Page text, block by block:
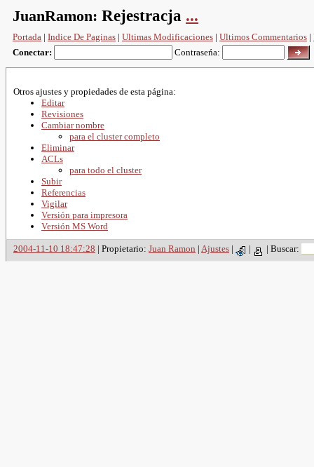
JuanRamon: Rejestracja ...
Portada | Indice De Paginas | Ultimas Modificaciones | Ultimos Commentarios |
Conectar:
Contraseńa:
Otros ajustes y propiedades de esta página:
Editar
Revisiones
Cambiar nombre
para el cluster completo
Eliminar
ACLs
para todo el cluster
Subir
Referencias
Vigilar
Versión para impresora
Versión MS Word
2004-11-10 18:47:28 | Propietario: Juan Ramon | Ajustes | | | Buscar: